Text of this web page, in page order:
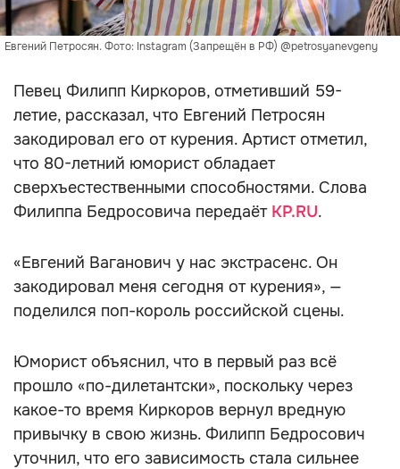
Евгений Петросян. Фото: Instagram (Запрещён в РФ) @petrosyanevgeny
Певец Филипп Киркоров, отметивший 59-
летие, рассказал, что Евгений Петросян
закодировал его от курения. Артист отметил,
что 80-летний юморист обладает
сверхъестественными способностями. Слова
Филиппа Бедросовича передаёт KP.RU.
«Евгений Ваганович у нас экстрасенс. Он
закодировал меня сегодня от курения», —
поделился поп-король российской сцены.
Юморист объяснил, что в первый раз всё
прошло «по-дилетантски», поскольку через
какое-то время Киркоров вернул вредную
привычку в свою жизнь. Филипп Бедросович
уточнил, что его зависимость стала сильнее